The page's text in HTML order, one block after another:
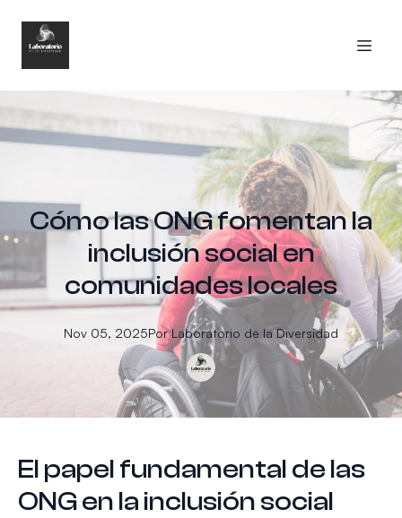
Cómo las ONG fomentan la
inclusión social en
comunidades locales
Nov 05, 2025Por Laboratorio de la Diversidad
El papel fundamental de las
ONG en la inclusión social